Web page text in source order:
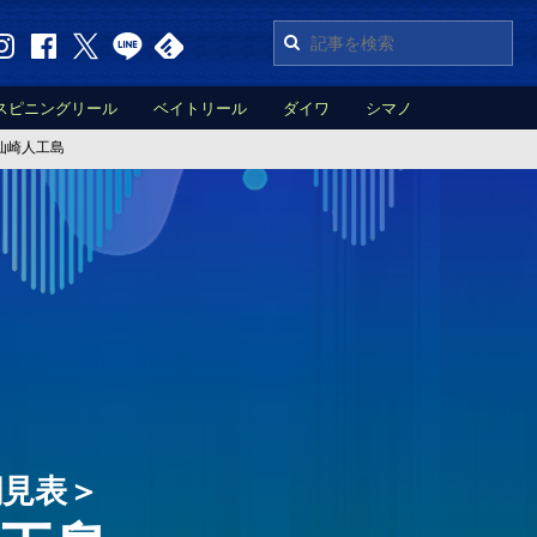
ピニングリール ベイトリール ダイワ シマノ
崎人工島
表＞